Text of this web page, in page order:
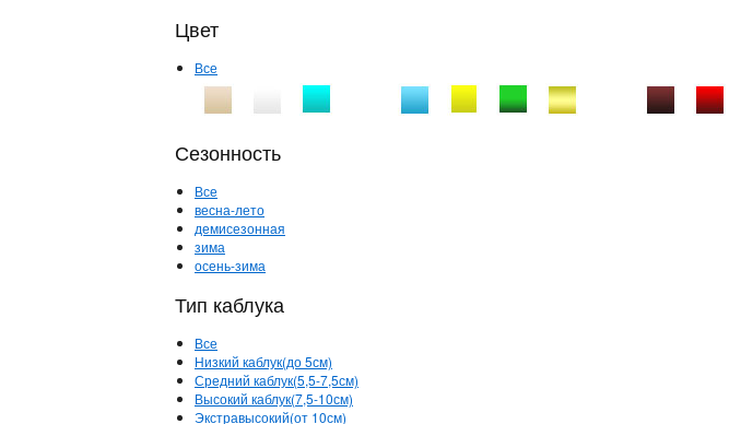
Цвет
Все
Сезонность
Все
весна-лето
демисезонная
зима
осень-зима
Тип каблука
Все
Низкий каблук(до 5см)
Средний каблук(5,5-7,5см)
Высокий каблук(7,5-10см)
Экстравысокий(от 10см)